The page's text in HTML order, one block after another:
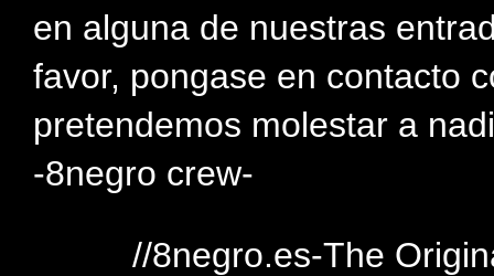
en alguna de nuestras
favor, pongase en contacto
pretendemos molestar a
-8negro crew-
//8negro.es-The